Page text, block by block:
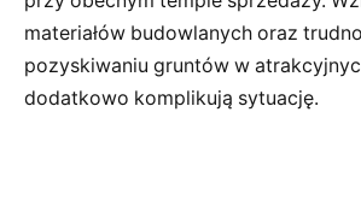
materiałów budowlanych oraz
pozyskiwaniu gruntów w
dodatkowo komplikują sytuację.